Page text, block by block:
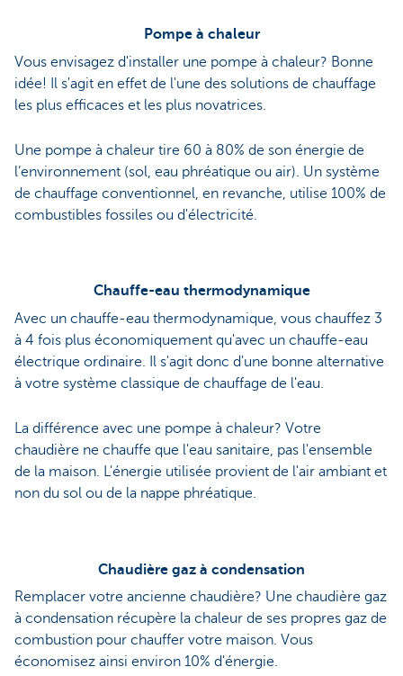
Pompe à chaleur
Vous envisagez d'installer une pompe à chaleur? Bonne
idée! Il s'agit en effet de l'une des solutions de chauffage
les plus efficaces et les plus novatrices.
Une pompe à chaleur tire 60 à 80% de son énergie de
l’environnement (sol, eau phréatique ou air). Un système
de chauffage conventionnel, en revanche, utilise 100% de
combustibles fossiles ou d'électricité.
Chauffe-eau thermodynamique
Avec un chauffe-eau thermodynamique, vous chauffez 3
à 4 fois plus économiquement qu'avec un chauffe-eau
électrique ordinaire. Il s'agit donc d'une bonne alternative
à votre système classique de chauffage de l'eau.
La différence avec une pompe à chaleur? Votre
chaudière ne chauffe que l'eau sanitaire, pas l'ensemble
de la maison. L'énergie utilisée provient de l'air ambiant et
non du sol ou de la nappe phréatique.
Chaudière gaz à condensation
Remplacer votre ancienne chaudière? Une chaudière gaz
à condensation récupère la chaleur de ses propres gaz de
combustion pour chauffer votre maison. Vous
économisez ainsi environ 10% d'énergie.